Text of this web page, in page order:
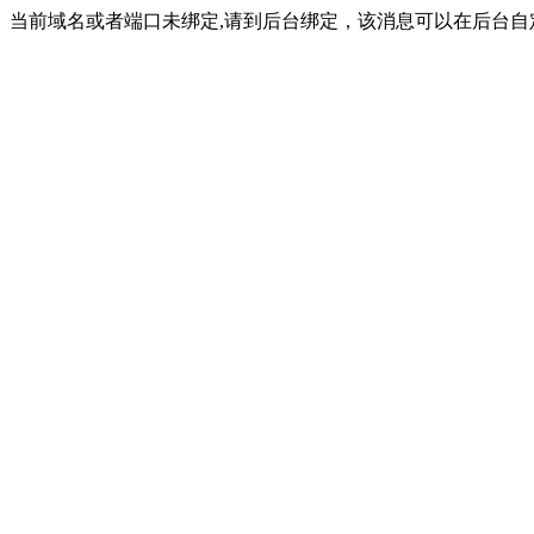
当前域名或者端口未绑定,请到后台绑定，该消息可以在后台自